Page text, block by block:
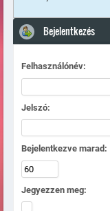
Bejelentkezés
Felhasználónév:
Jelszó:
Bejelentkezve marad:
Jegyezzen meg: